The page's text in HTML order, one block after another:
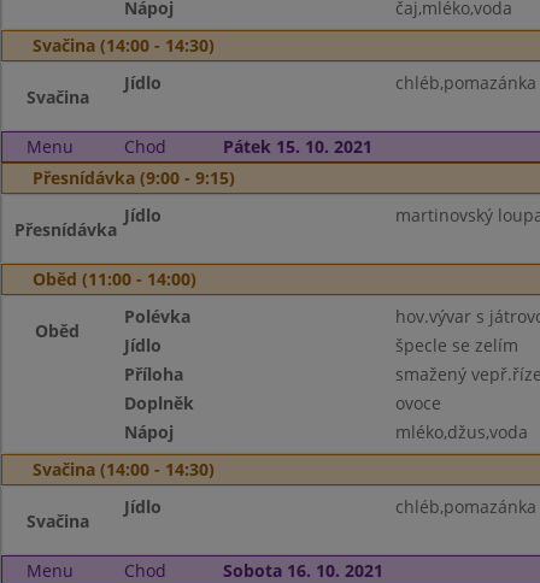
Nápoj
čaj,mléko,voda
Svačina (14:00 - 14:30)
Svačina
Jídlo
Menu Chod
Pátek 15. 10. 2021
Přesnídávka (9:00 - 9:15)
Přesnídávka
Jídlo martinovský
Oběd (11:00 - 14:00)
Oběd
Polévka
hov.vývar s
Jídlo
špecle se zelím
Příloha
smažený
Doplněk
ovoce
Nápoj
mléko,džus,voda
Svačina (14:00 - 14:30)
Svačina
Jídlo
Menu Chod
Sobota 16. 10. 2021